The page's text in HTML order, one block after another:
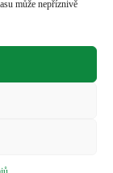
může nepříznivě